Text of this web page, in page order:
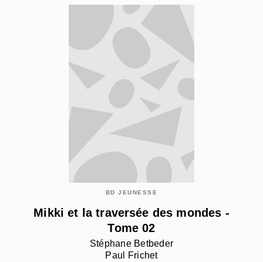
BD JEUNESSE
Mikki et la traversée des mondes -
Tome 02
Stéphane Betbeder
Paul Frichet